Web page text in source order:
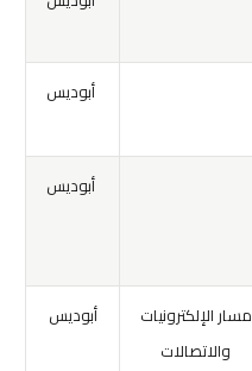
أبوديس
أبوديس
مسار الإلكترونيات
والاتصالات
أبوديس